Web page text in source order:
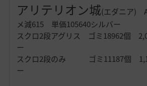
アリテリオン城(エダニア)
メ減615 単価105640シルバー
スクロ2段アグリス ゴミ18962個
ー
スクロ2段のみ ゴミ11187個
ー